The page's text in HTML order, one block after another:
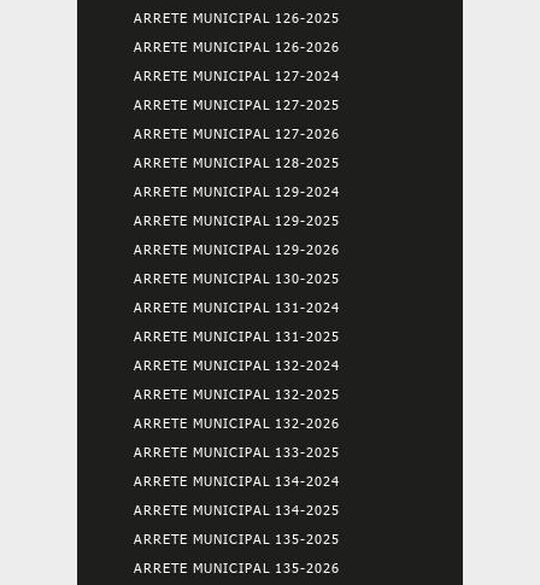
ARRETE MUNICIPAL 126-2025
ARRETE MUNICIPAL 126-2026
ARRETE MUNICIPAL 127-2024
ARRETE MUNICIPAL 127-2025
ARRETE MUNICIPAL 127-2026
ARRETE MUNICIPAL 128-2025
ARRETE MUNICIPAL 129-2024
ARRETE MUNICIPAL 129-2025
ARRETE MUNICIPAL 129-2026
ARRETE MUNICIPAL 130-2025
ARRETE MUNICIPAL 131-2024
ARRETE MUNICIPAL 131-2025
ARRETE MUNICIPAL 132-2024
ARRETE MUNICIPAL 132-2025
ARRETE MUNICIPAL 132-2026
ARRETE MUNICIPAL 133-2025
ARRETE MUNICIPAL 134-2024
ARRETE MUNICIPAL 134-2025
ARRETE MUNICIPAL 135-2025
ARRETE MUNICIPAL 135-2026